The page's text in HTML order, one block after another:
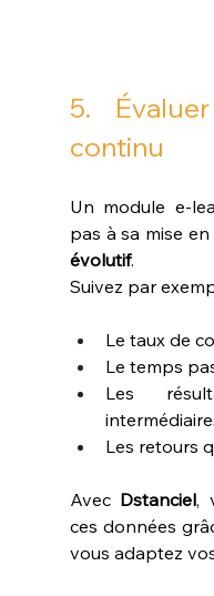
5.
continu
Un module e-
pas à sa mise
évolutif.
Suivez par
Le taux de
Le temps
Les
Les retours
Avec Dstanciel,
ces données
vous adaptez